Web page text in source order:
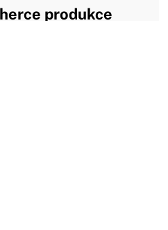
produkce